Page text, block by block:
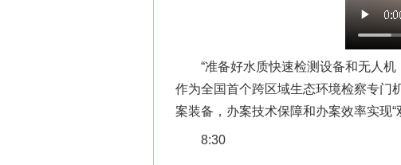
“准备好水质快速检测设备和无人机
作为全国首个跨区域生态环境检察专门
案装备，办案技术保障和办案效率实现“
8:30